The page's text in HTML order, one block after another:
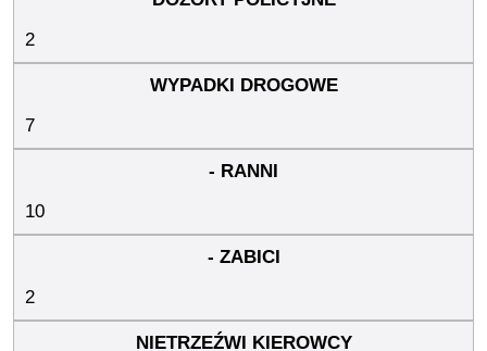
2
7
10
2